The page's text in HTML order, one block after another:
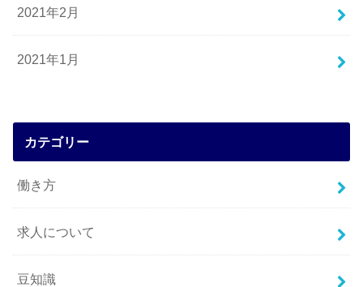
2021年2月
2021年1月
カテゴリー
働き方
求人について
豆知識